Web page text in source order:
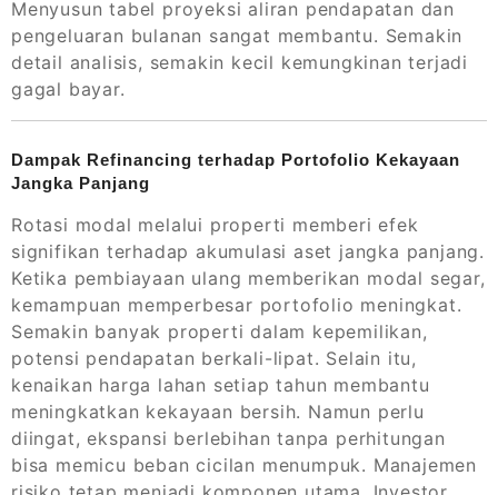
Menyusun tabel proyeksi aliran pendapatan dan
pengeluaran bulanan sangat membantu. Semakin
detail analisis, semakin kecil kemungkinan terjadi
gagal bayar.
Dampak Refinancing terhadap Portofolio Kekayaan
Jangka Panjang
Rotasi modal melalui properti memberi efek
signifikan terhadap akumulasi aset jangka panjang.
Ketika pembiayaan ulang memberikan modal segar,
kemampuan memperbesar portofolio meningkat.
Semakin banyak properti dalam kepemilikan,
potensi pendapatan berkali-lipat. Selain itu,
kenaikan harga lahan setiap tahun membantu
meningkatkan kekayaan bersih. Namun perlu
diingat, ekspansi berlebihan tanpa perhitungan
bisa memicu beban cicilan menumpuk. Manajemen